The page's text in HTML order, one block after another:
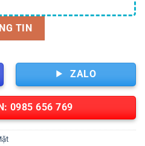
số lượng
TIN
ZALO
0985 656 769